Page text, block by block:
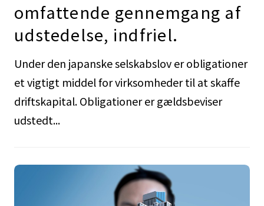
omfattende gennemgang af
udstedelse, indfriel.
Under den japanske selskabslov er obligationer
et vigtigt middel for virksomheder til at skaffe
driftskapital. Obligationer er gældsbeviser
udstedt...